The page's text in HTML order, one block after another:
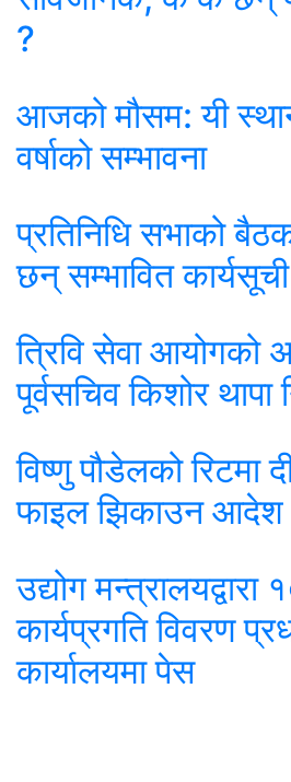
?
आजको मौसम: यी
वर्षाको सम्भावना
प्रतिनिधि सभाको
छन् सम्भावित कार्यसूची
त्रिवि सेवा आयोगको
पूर्वसचिव किशोर थापा
विष्णु पौडेलको रिटमा
फाइल झिकाउन आदेश
उद्योग मन्त्रालयद्वारा
कार्यप्रगति विवरण
कार्यालयमा पेस